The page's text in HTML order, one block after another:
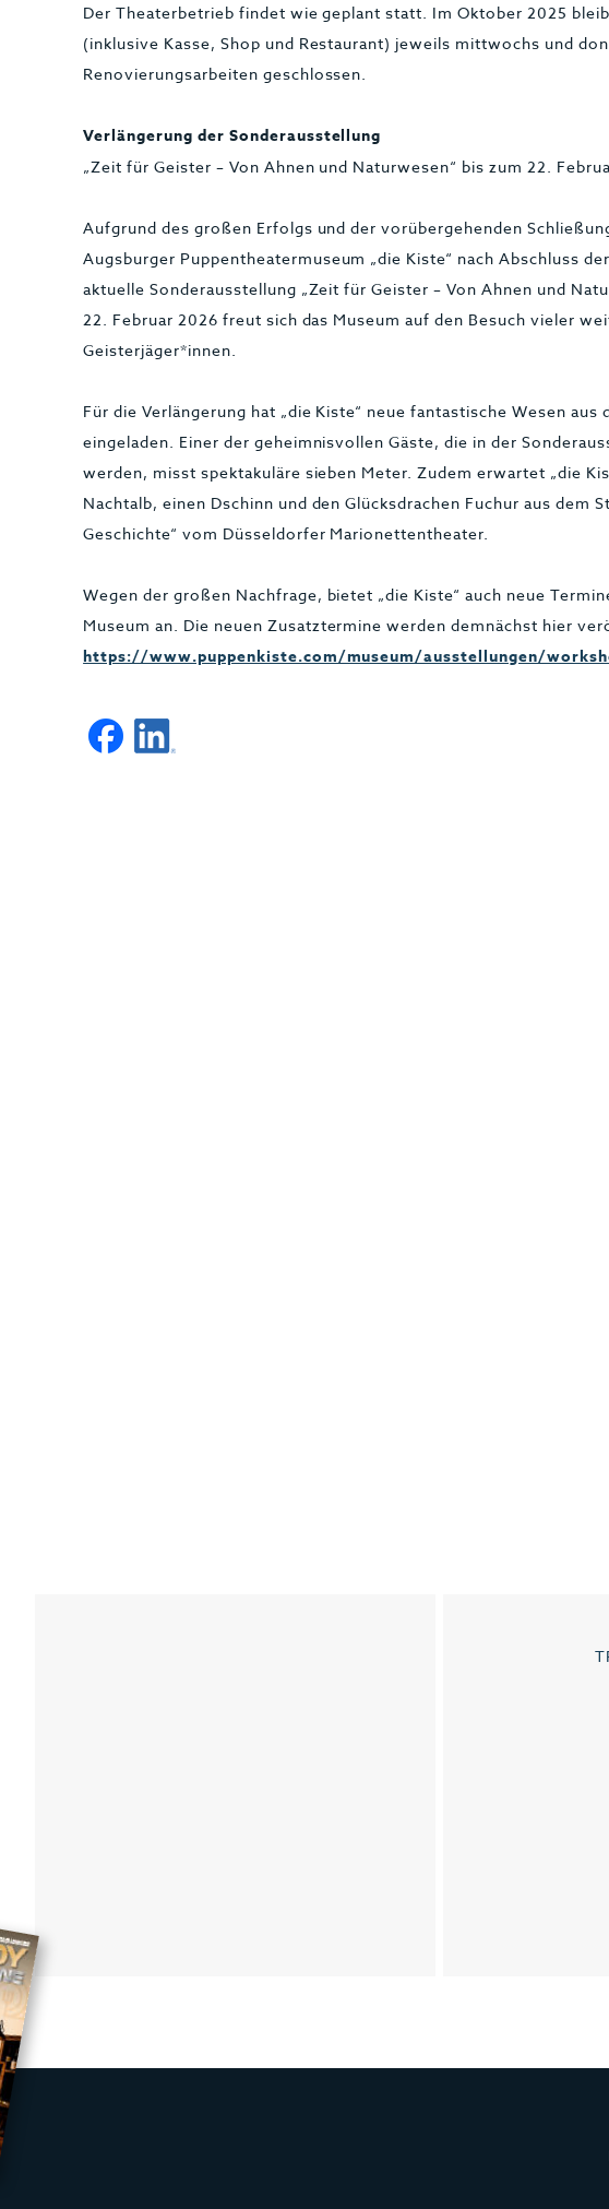
Der Theaterbetrieb findet wie geplant statt. Im Oktober 2025
(inklusive Kasse, Shop und Restaurant) jeweils mittwochs und
Renovierungsarbeiten geschlossen.
Verlängerung der Sonderausstellung
„Zeit für Geister – Von Ahnen und Naturwesen“ bis zum 22.
Aufgrund des großen Erfolgs und der vorübergehenden
Augsburger Puppentheatermuseum „die Kiste“ nach Abschluss
aktuelle Sonderausstellung „Zeit für Geister – Von Ahnen und
22. Februar 2026 freut sich das Museum auf den Besuch vieler
Geisterjäger*innen.
Für die Verlängerung hat „die Kiste“ neue fantastische Wesen aus
eingeladen. Einer der geheimnisvollen Gäste, die in der
werden, misst spektakuläre sieben Meter. Zudem erwartet „die
Nachtalb, einen Dschinn und den Glücksdrachen Fuchur aus dem
Geschichte“ vom Düsseldorfer Marionettentheater.
Wegen der großen Nachfrage, bietet „die Kiste“ auch neue
Museum an. Die neuen Zusatztermine werden demnächst hier
https://www.puppenkiste.com/museum/ausstellungen/